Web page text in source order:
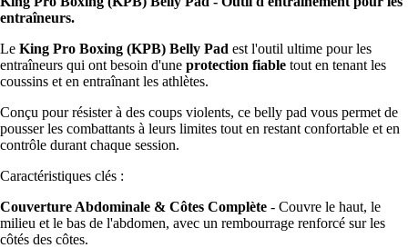
entraîneurs.
Le King Pro Boxing (KPB) Belly Pad est l'outil ultime pour les
entraîneurs qui ont besoin d'une protection fiable tout en tenant les
coussins et en entraînant les athlètes.
Conçu pour résister à des coups violents, ce belly pad vous permet de
pousser les combattants à leurs limites tout en restant confortable et en
contrôle durant chaque session.
Caractéristiques clés :
Couverture Abdominale & Côtes Complète - Couvre le haut, le
milieu et le bas de l'abdomen, avec un rembourrage renforcé sur les
côtés des côtes.